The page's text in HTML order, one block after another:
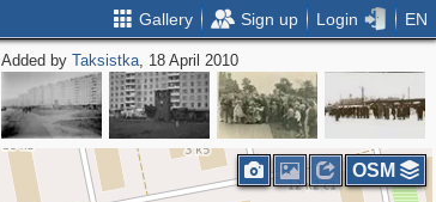
Gallery Sign up Login EN
Added byTaksistka, 18 April 2010
OSM